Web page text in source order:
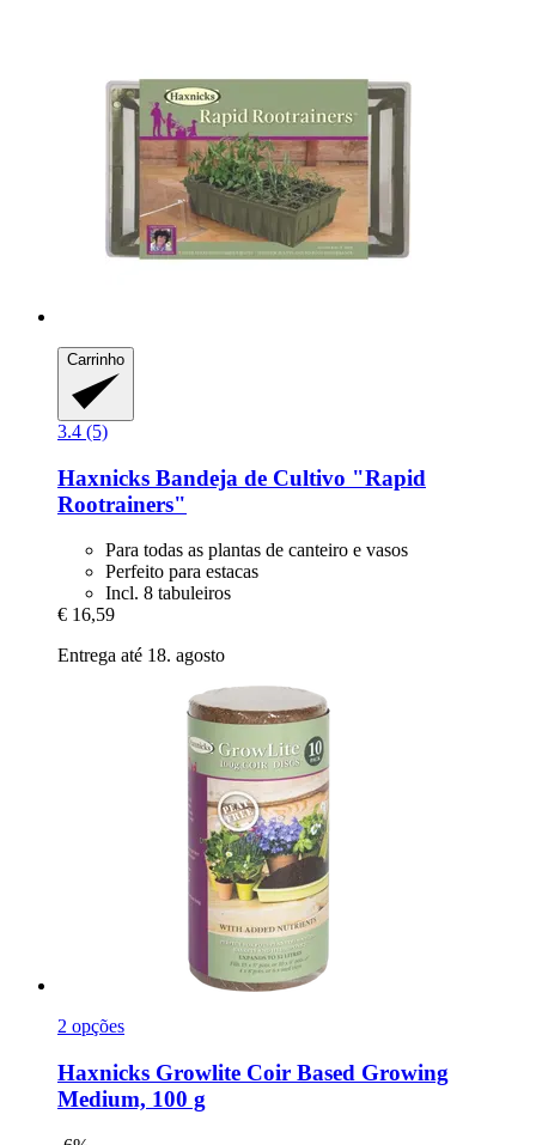
Carrinho
3.4 (5)
Haxnicks Bandeja de Cultivo "Rapid
Rootrainers"
Para todas as plantas de canteiro e vasos
Perfeito para estacas
Incl. 8 tabuleiros
€ 16,59
Entrega até 18. agosto
2 opções
Haxnicks Growlite Coir Based Growing
Medium, 100 g